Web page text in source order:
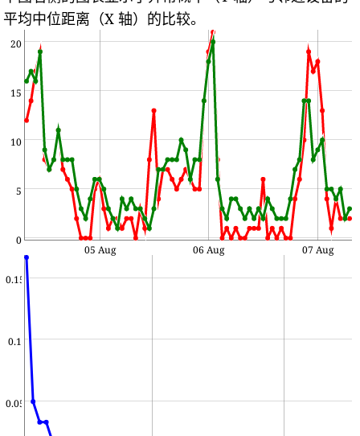
平均中位距离（X 轴）的比较。
0
5
10
15
20
05 Aug 06 Aug 07 Aug
0.05
0.1
0.15